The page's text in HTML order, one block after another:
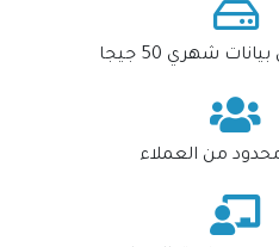
شهري 50 جيجا
من العملاء